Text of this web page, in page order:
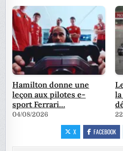
Hamilton donne une
leçon aux pilotes e-
sport Ferrari…
04/08/2026
la
X FACEBOOK